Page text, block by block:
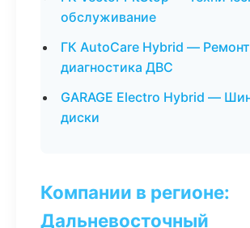
обслуживание
ГК AutoCare Hybrid —
диагностика ДВС
GARAGE Electro Hybrid —
диски
Компании в регионе:
Дальневосточный